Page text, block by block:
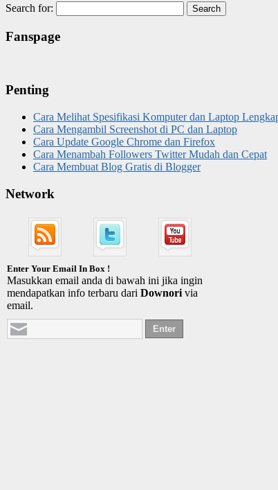
Search for:
Fanspage
Penting
Cara Melihat Spesifikasi Komputer dan Laptop
Cara Mengambil Screenshot di PC dan Laptop
Cara Update Google Chrome dan Firefox
Cara Menambah Followers Twitter Mudah dan Cepat
Cara Membuat Blog Gratis di Blogger
Network
Enter Your Email In Box !
Masukkan email anda di bawah ini jika ingin
mendapatkan info terbaru dari Downori via
email.